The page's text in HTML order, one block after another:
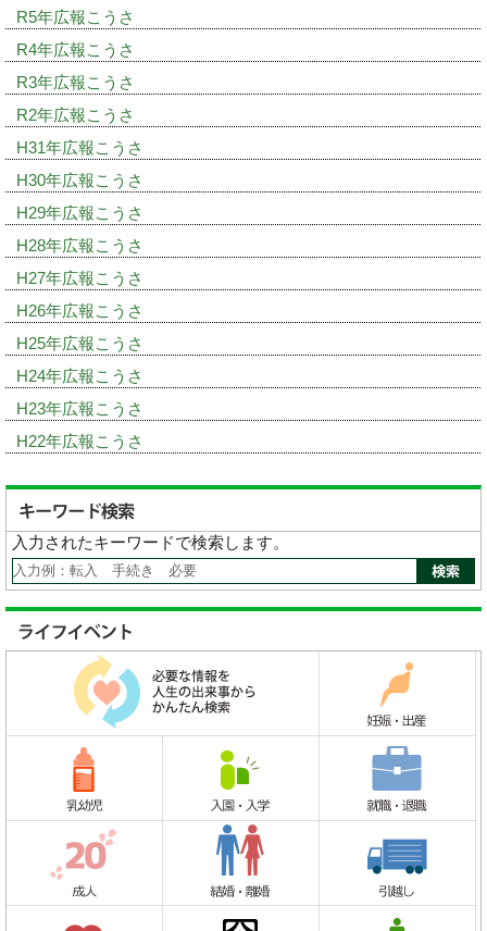
R5年広報こうさ
R4年広報こうさ
R3年広報こうさ
R2年広報こうさ
H31年広報こうさ
H30年広報こうさ
H29年広報こうさ
H28年広報こうさ
H27年広報こうさ
H26年広報こうさ
H25年広報こうさ
H24年広報こうさ
H23年広報こうさ
H22年広報こうさ
入力されたキーワードで検索します。